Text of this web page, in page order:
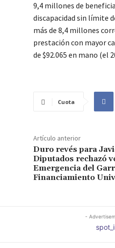
9,4 millones de
discapacidad sin límite
más de 8,4 millones
prestación con mayor
de $92.065 en mano (el
Cuota
Artículo anterior
Duro revés para
Diputados rechazó
Emergencia del
Financiamiento
-